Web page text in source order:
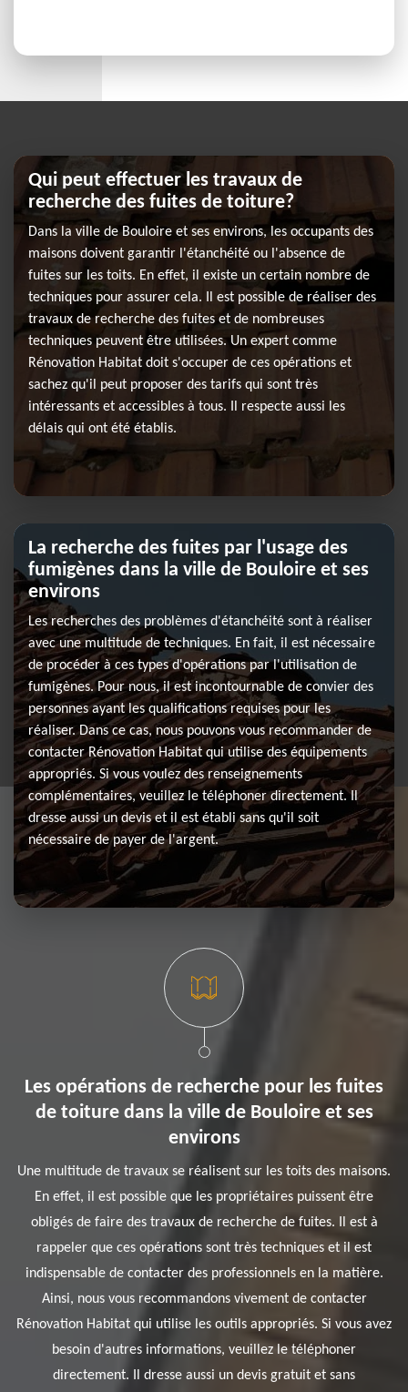
Qui peut effectuer les travaux de
recherche des fuites de toiture?
Dans la ville de Bouloire et ses environs, les occupants des
maisons doivent garantir l'étanchéité ou l'absence de
fuites sur les toits. En effet, il existe un certain nombre de
techniques pour assurer cela. Il est possible de réaliser des
travaux de recherche des fuites et de nombreuses
techniques peuvent être utilisées. Un expert comme
Rénovation Habitat doit s'occuper de ces opérations et
sachez qu'il peut proposer des tarifs qui sont très
intéressants et accessibles à tous. Il respecte aussi les
délais qui ont été établis.
La recherche des fuites par l'usage des
fumigènes dans la ville de Bouloire et ses
environs
Les recherches des problèmes d'étanchéité sont à réaliser
avec une multitude de techniques. En fait, il est nécessaire
de procéder à ces types d'opérations par l'utilisation de
fumigènes. Pour nous, il est incontournable de convier des
personnes ayant les qualifications requises pour les
réaliser. Dans ce cas, nous pouvons vous recommander de
contacter Rénovation Habitat qui utilise des équipements
appropriés. Si vous voulez des renseignements
complémentaires, veuillez le téléphoner directement. Il
dresse aussi un devis et il est établi sans qu'il soit
nécessaire de payer de l'argent.
Les opérations de recherche pour les fuites
de toiture dans la ville de Bouloire et ses
environs
Une multitude de travaux se réalisent sur les toits des maisons.
En effet, il est possible que les propriétaires puissent être
obligés de faire des travaux de recherche de fuites. Il est à
rappeler que ces opérations sont très techniques et il est
indispensable de contacter des professionnels en la matière.
Ainsi, nous vous recommandons vivement de contacter
Rénovation Habitat qui utilise les outils appropriés. Si vous avez
besoin d'autres informations, veuillez le téléphoner
directement. Il dresse aussi un devis gratuit et sans